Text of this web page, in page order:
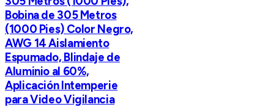
Bobina de 305 Metros
(1000 Pies) Color Negro,
AWG 14 Aislamiento
Espumado, Blindaje de
Aluminio al 60%,
Aplicación Intemperie
para Video Vigilancia